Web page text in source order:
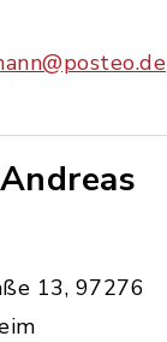
13, 97276